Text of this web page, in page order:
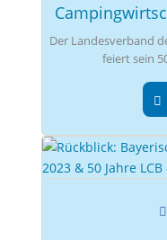
Der Landesverband
feiert sein